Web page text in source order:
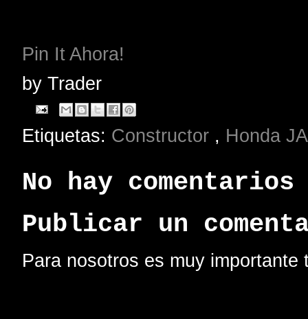
Pin It Ahora!
by Trader
Etiquetas: Constructor , Honda
No hay
Publicar un
Para nosotros es muy